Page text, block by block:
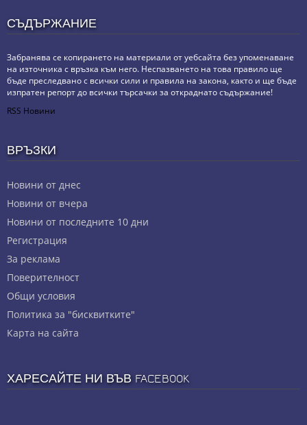
СЪДЪРЖАНИЕ
Забранява се копирането на материали от уебсайта без упоменаване
на източника с връзка към него. Неспазването на това правило ще
бъде преследвано с всички сили и правила на закона, както и ще бъде
изпратен репорт до всички търсачки за откраднато съдържание!
RSS Новини
ВРЪЗКИ
Новини от днес
Новини от вчера
Новини от последните 10 дни
Регистрация
За реклама
Πoвepитeлнocт
Общи условия
Политика за "бисквитките"
Карта на сайта
ХАРЕСАЙТЕ НИ ВЪВ FACEBOOK